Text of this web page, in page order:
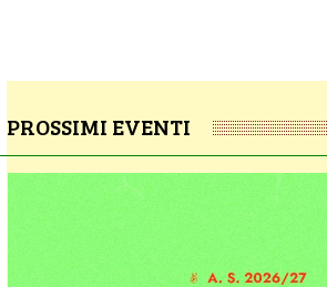
PROSSIMI EVENTI